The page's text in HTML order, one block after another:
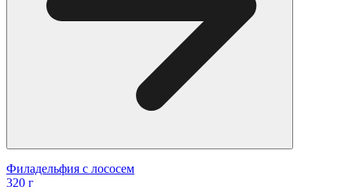
Филадельфия с лососем
320 г